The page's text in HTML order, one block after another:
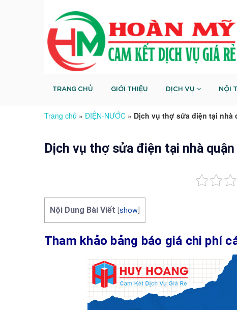
TRANG CHỦ GIỚI THIỆU DỊCH VỤ NỘI
Trang chủ » ĐIỆN-NƯỚC » Dịch vụ thợ sửa điện tại nhà
Dịch vụ thợ sửa điện tại nhà quận
Nội Dung Bài Viết show
Tham khảo bảng báo giá chi phí